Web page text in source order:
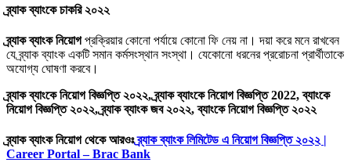
ব্র্যাক ব্যাংকে চাকরি ২০২২
ব্র্যাক ব্যাংক নিয়োগপ্রক্রিয়ার কোনো পর্যায়ে কোনো ফি নেয় না।দয়া করে মনে রাখবেন
যে ব্র্যাক ব্যাংক একটি সমান কর্মসংস্থান সংস্থা। যেকোনো ধরনের প্ররোচনা প্রার্থীতাকে
অযোগ্য ঘোষণা করবে।
ব্র্যাক ব্যাংকে নিয়োগ বিজ্ঞপ্তি ২০২২, ব্র্যাক ব্যাংকে নিয়োগ বিজ্ঞপ্তি 2022, ব্যাংকে
নিয়োগ বিজ্ঞপ্তি ২০২২, ব্র্যাক ব্যাংক জব ২০২২, ব্যাংকে নিয়োগ বিজ্ঞপ্তি ২০২২
ব্র্যাক ব্যাংক নিয়োগ থেকে আরওঃব্র্যাক ব্যাংক লিমিটেড এ নিয়োগ বিজ্ঞপ্তি ২০২২ |
Career Portal – Brac Bank